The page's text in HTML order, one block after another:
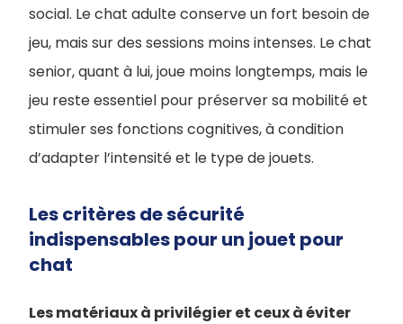
social. Le chat adulte conserve un fort besoin de
jeu, mais sur des sessions moins intenses. Le chat
senior, quant à lui, joue moins longtemps, mais le
jeu reste essentiel pour préserver sa mobilité et
stimuler ses fonctions cognitives, à condition
d’adapter l’intensité et le type de jouets.
Les critères de sécurité
indispensables pour un jouet pour
chat
Les matériaux à privilégier et ceux à éviter